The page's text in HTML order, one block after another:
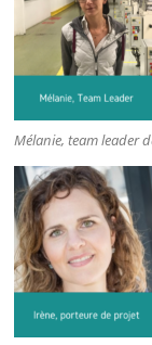
Mélanie, team leader